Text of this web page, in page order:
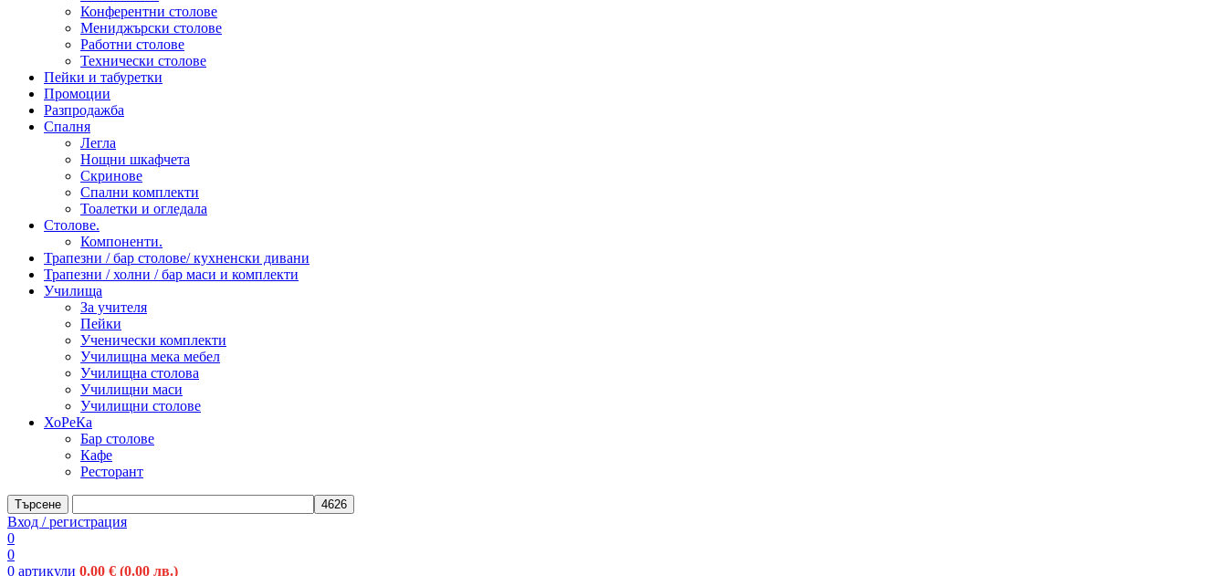
Конферентни столове
Мениджърски столове
Работни столове
Технически столове
Пейки и табуретки
Промоции
Разпродажба
Спалня
Легла
Нощни шкафчета
Скринове
Спални комплекти
Тоалетки и огледала
Столове.
Компоненти.
Трапезни / бар столове/ кухненски дивани
Трапезни / холни / бар маси и комплекти
Училища
За учителя
Пейки
Ученически комплекти
Училищна мека мебел
Училищна столова
Училищни маси
Училищни столове
ХоРеКа
Бар столове
Кафе
Ресторант
Търсене
Вход / регистрация
0
0
0 артикули 0.00 € (0.00 лв.)